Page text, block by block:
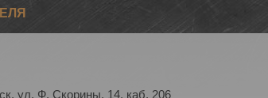
ул. Ф. Скорины, 14, каб. 206